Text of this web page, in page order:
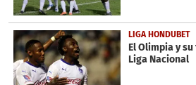
LIGA HONDUBET
El Olimpia y
Liga Nacional